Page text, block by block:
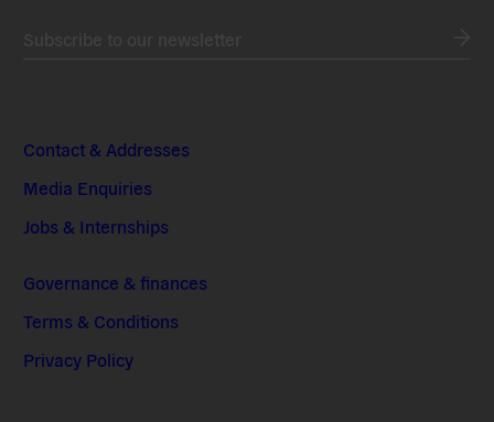
Contact & Addresses
Media Enquiries
Jobs & Internships
Governance & finances
Terms & Conditions
Privacy Policy